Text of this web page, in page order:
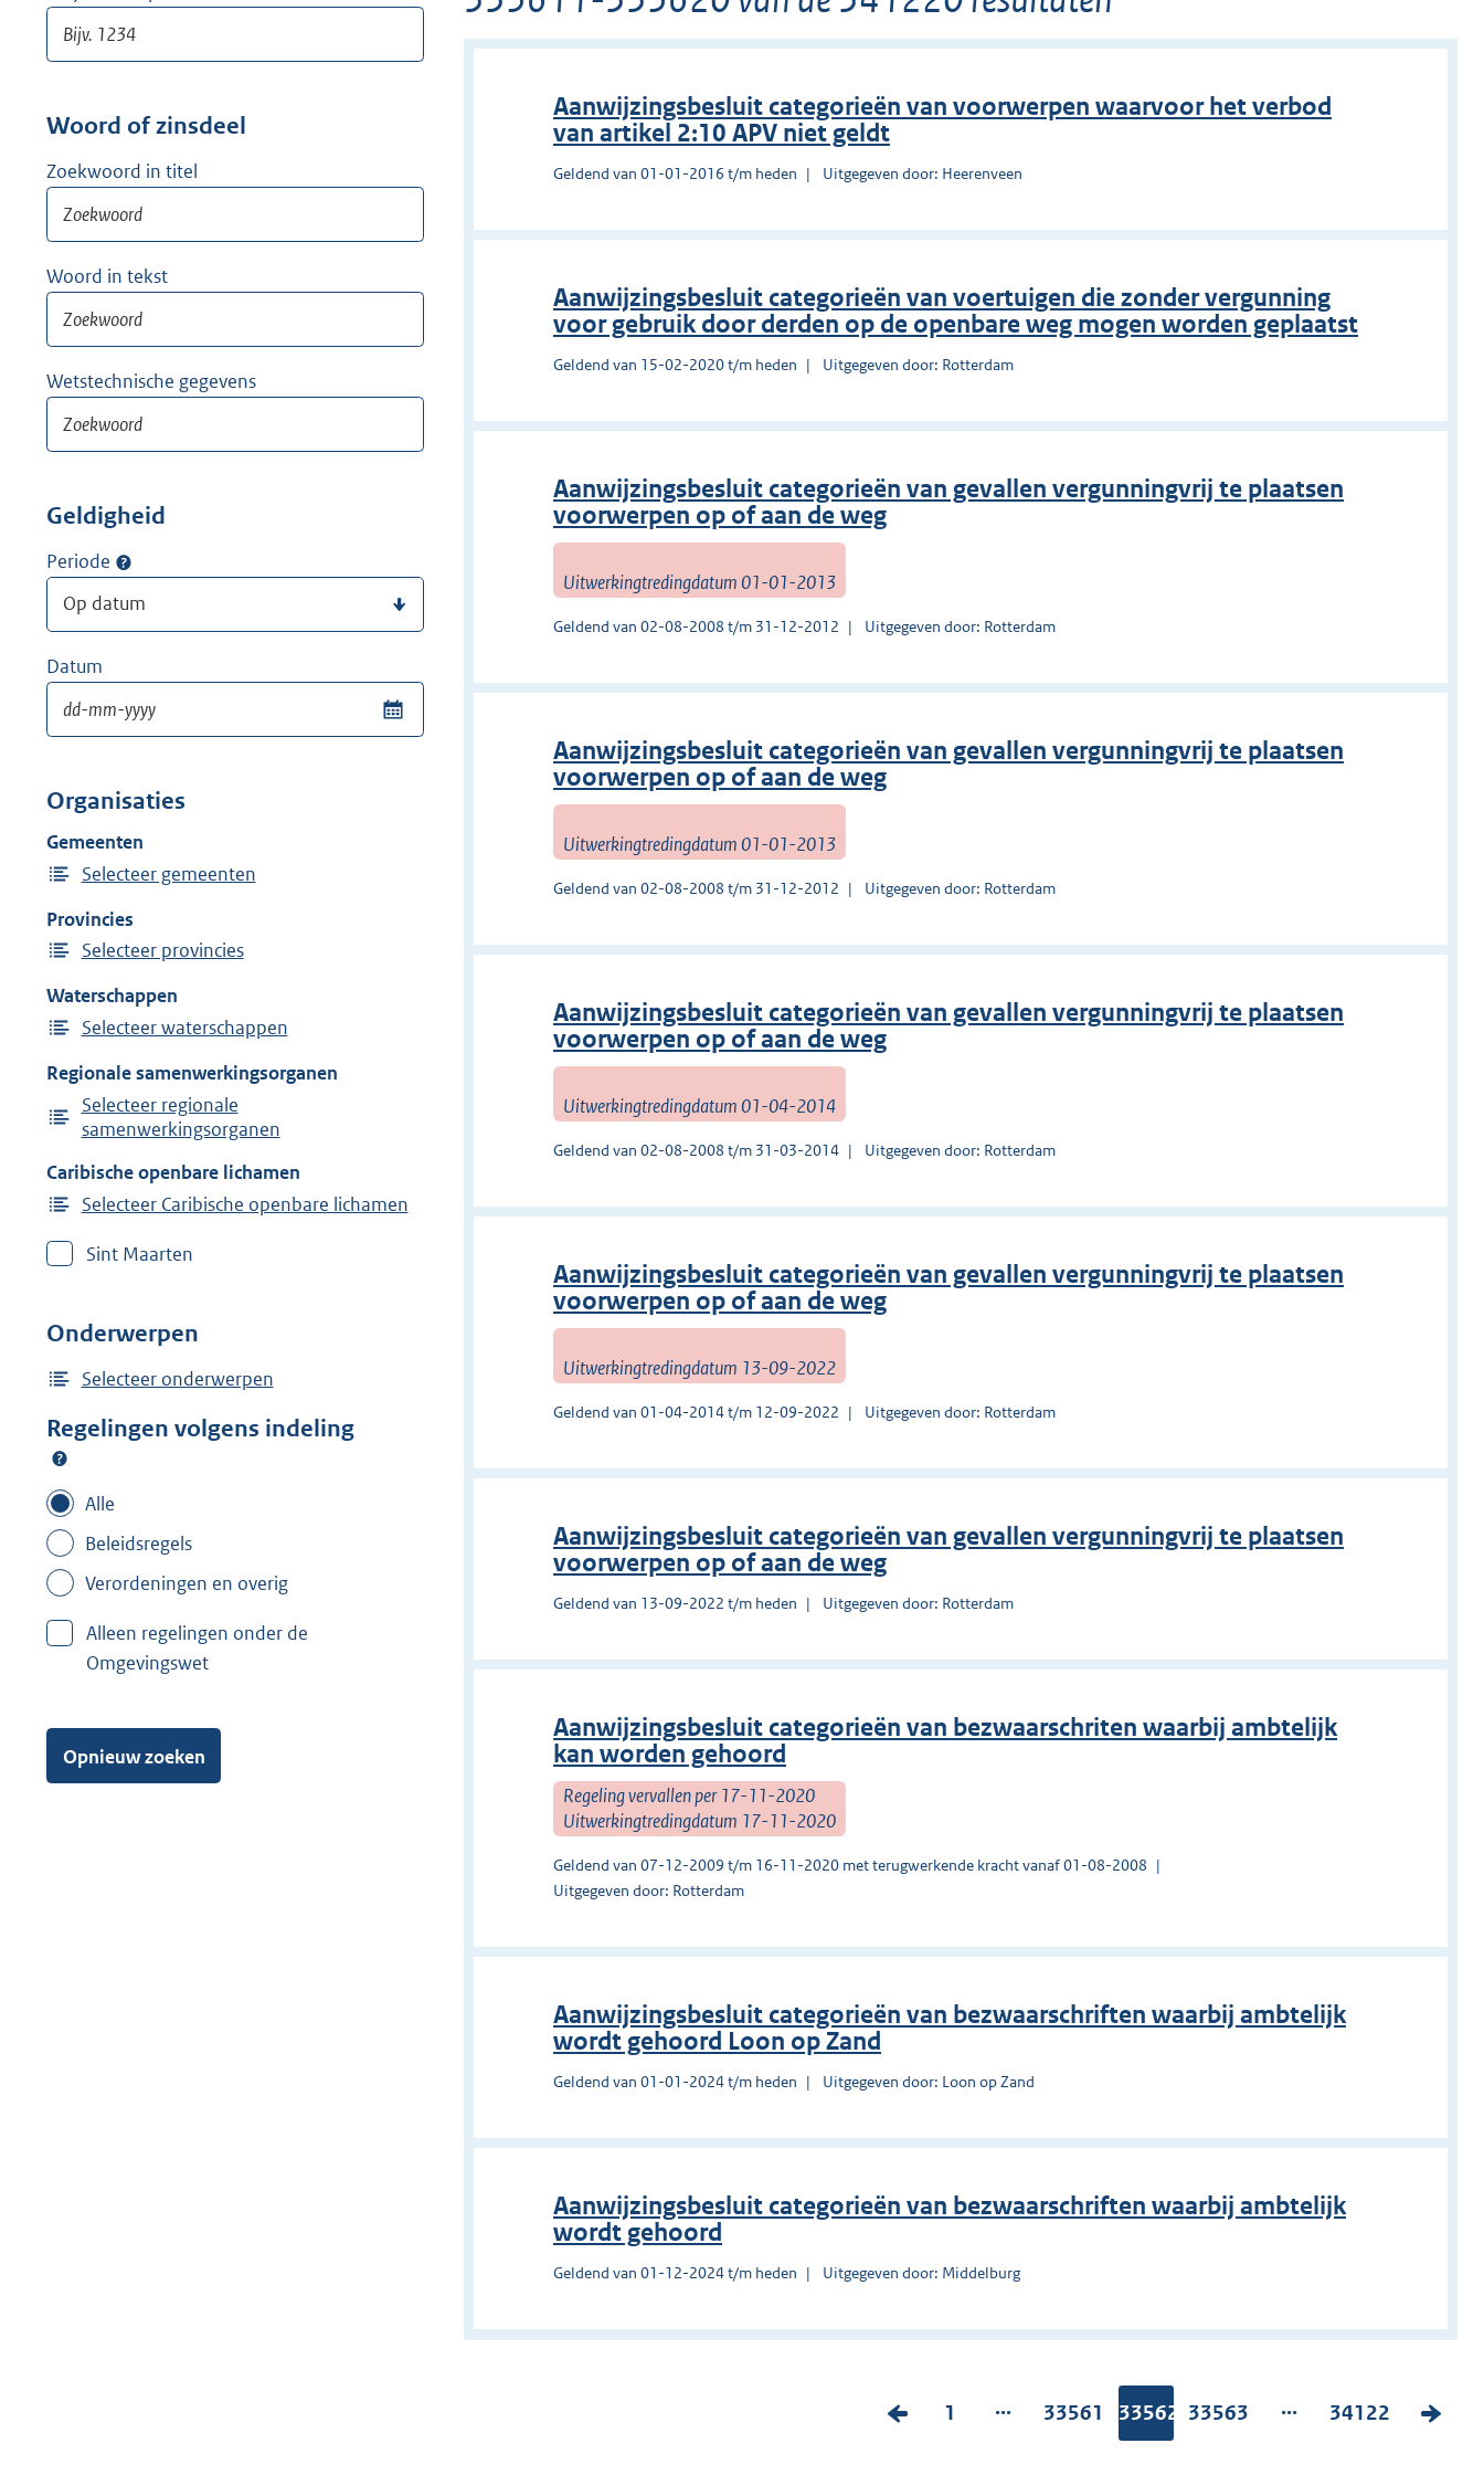
Woord of zinsdeel
Zoekwoord in titel
Woord in tekst
Wetstechnische gegevens
Geldigheid
Periode
Datum
Organisaties
Gemeenten
Selecteer gemeenten
Provincies
Selecteer provincies
Waterschappen
Selecteer waterschappen
Regionale samenwerkingsorganen
Selecteer regionale
samenwerkingsorganen
Caribische openbare lichamen
Selecteer Caribische openbare lichamen
Sint Maarten
Onderwerpen
Selecteer onderwerpen
Regelingen volgens indeling
Alle
Beleidsregels
Verordeningen en overig
Alleen regelingen onder de
Omgevingswet
Opnieuw zoeken
Aanwijzingsbesluit categorieën van voorwerpen waarvoor het verbod
van artikel 2:10 APV niet geldt
Geldend van 01-01-2016 t/m heden Uitgegeven door: Heerenveen
Aanwijzingsbesluit categorieën van voertuigen die zonder vergunning
voor gebruik door derden op de openbare weg mogen worden geplaatst
Geldend van 15-02-2020 t/m heden Uitgegeven door: Rotterdam
Aanwijzingsbesluit categorieën van gevallen vergunningvrij te plaatsen
voorwerpen op of aan de weg
Uitwerkingtredingdatum 01-01-2013
Geldend van 02-08-2008 t/m 31-12-2012 Uitgegeven door: Rotterdam
Aanwijzingsbesluit categorieën van gevallen vergunningvrij te plaatsen
voorwerpen op of aan de weg
Uitwerkingtredingdatum 01-01-2013
Geldend van 02-08-2008 t/m 31-12-2012 Uitgegeven door: Rotterdam
Aanwijzingsbesluit categorieën van gevallen vergunningvrij te plaatsen
voorwerpen op of aan de weg
Uitwerkingtredingdatum 01-04-2014
Geldend van 02-08-2008 t/m 31-03-2014 Uitgegeven door: Rotterdam
Aanwijzingsbesluit categorieën van gevallen vergunningvrij te plaatsen
voorwerpen op of aan de weg
Uitwerkingtredingdatum 13-09-2022
Geldend van 01-04-2014 t/m 12-09-2022 Uitgegeven door: Rotterdam
Aanwijzingsbesluit categorieën van gevallen vergunningvrij te plaatsen
voorwerpen op of aan de weg
Geldend van 13-09-2022 t/m heden Uitgegeven door: Rotterdam
Aanwijzingsbesluit categorieën van bezwaarschriten waarbij ambtelijk
kan worden gehoord
Regeling vervallen per 17-11-2020
Uitwerkingtredingdatum 17-11-2020
Geldend van 07-12-2009 t/m 16-11-2020 met terugwerkende kracht vanaf 01-08-2008
Uitgegeven door: Rotterdam
Aanwijzingsbesluit categorieën van bezwaarschriften waarbij ambtelijk
wordt gehoord Loon op Zand
Geldend van 01-01-2024 t/m heden Uitgegeven door: Loon op Zand
Aanwijzingsbesluit categorieën van bezwaarschriften waarbij ambtelijk
wordt gehoord
Geldend van 01-12-2024 t/m heden Uitgegeven door: Middelburg
V
P
1 ...
P
33561 Pagina:
33562
P
33563 ...
P
34122
V